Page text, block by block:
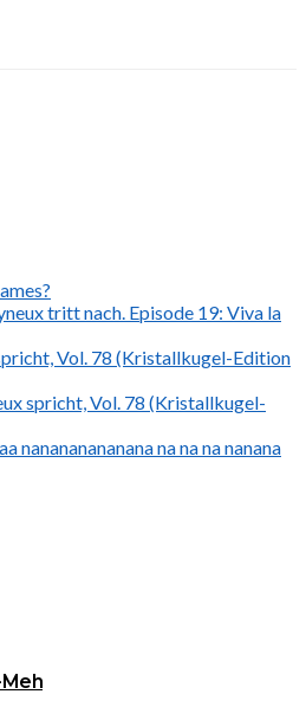
tritt nach. Episode 19: Viva la
Vol. 78 (Kristallkugel-Edition
spricht, Vol. 78 (Kristallkugel-
nanananananana na na na nanana